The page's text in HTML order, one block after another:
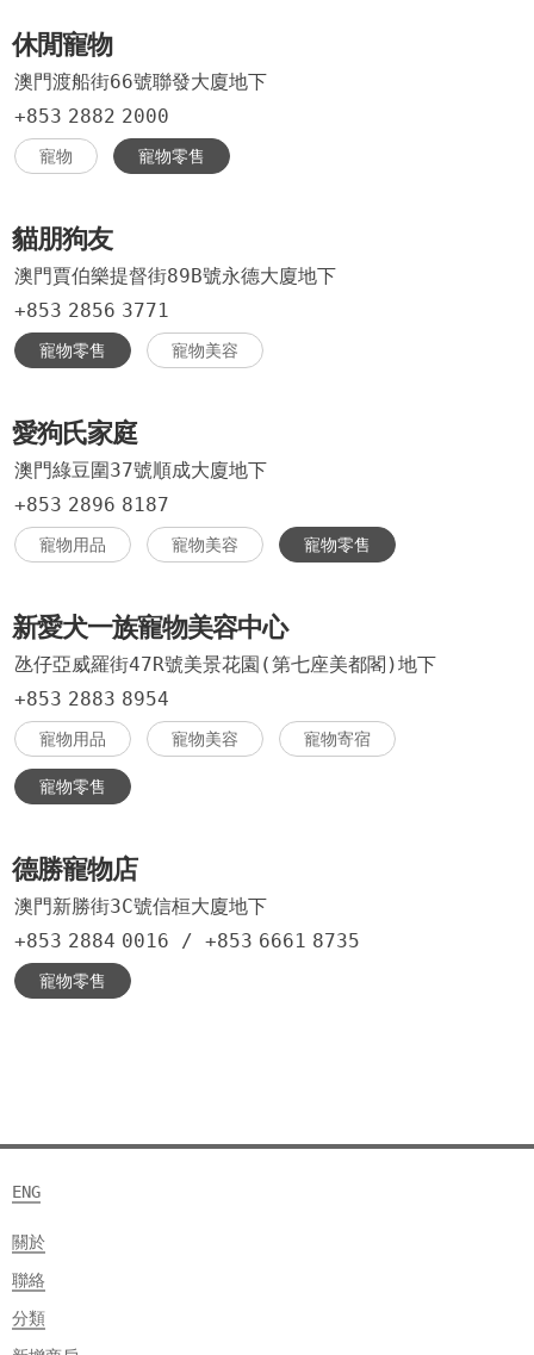
休閒寵物
澳門渡船街66號聯發大廈地下
+853 2882 2000
寵物 寵物零售
貓朋狗友
澳門賈伯樂提督街89B號永德大廈地下
+853 2856 3771
寵物零售 寵物美容
愛狗氏家庭
澳門綠豆圍37號順成大廈地下
+853 2896 8187
寵物用品 寵物美容 寵物零售
新愛犬一族寵物美容中心
氹仔亞威羅街47R號美景花園(第七座美都閣)地下
+853 2883 8954
寵物用品 寵物美容 寵物寄宿
寵物零售
德勝寵物店
澳門新勝街3C號信桓大廈地下
+853 2884 0016 / +853 6661 8735
寵物零售
ENG
關於
聯絡
分類